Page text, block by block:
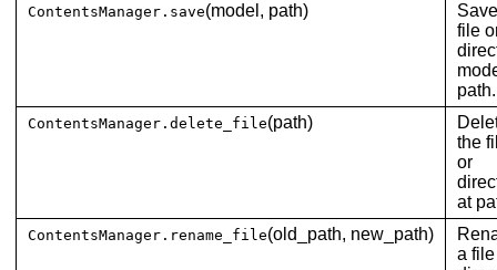
ContentsManager.save(model, path)
file
path.
ContentsManager.delete_file(path)
the
or
at
ContentsManager.rename_file(old_path, new_path)
a